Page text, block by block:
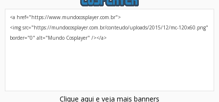
Clique aqui e veja mais banners